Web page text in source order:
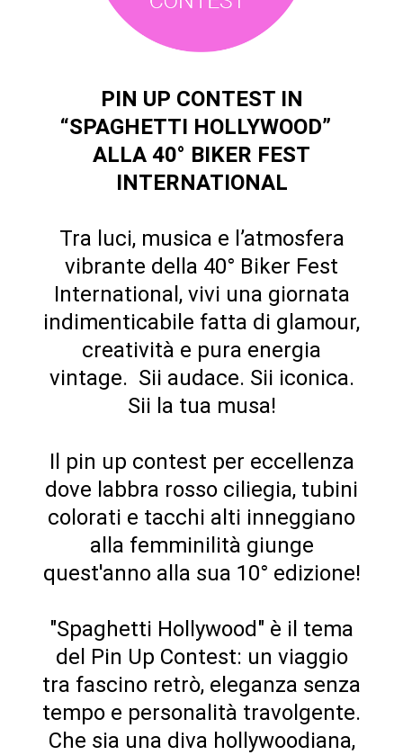
PIN UP CONTEST IN
“SPAGHETTI HOLLYWOOD”
ALLA 40° BIKER FEST
INTERNATIONAL
Tra luci, musica e l’atmosfera
vibrante della 40° Biker Fest
International, vivi una giornata
indimenticabile fatta di glamour,
creatività e pura energia
vintage. Sii audace. Sii iconica.
Sii la tua musa!
Il pin up contest per eccellenza
dove labbra rosso ciliegia, tubini
colorati e tacchi alti inneggiano
alla femminilità giunge
quest'anno alla sua 10° edizione!
"Spaghetti Hollywood" è il tema
del Pin Up Contest: un viaggio
tra fascino retrò, eleganza senza
tempo e personalità travolgente.
Che sia una diva hollywoodiana,